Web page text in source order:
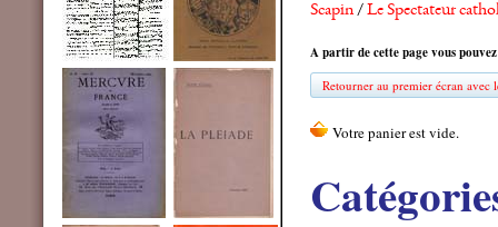
Scapin/Le Spectateur
A partir de cette page vous
Retourner au premier écran avec